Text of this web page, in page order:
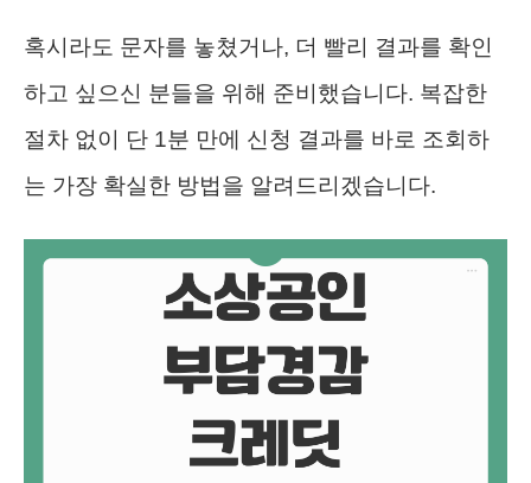
혹시라도 문자를 놓쳤거나, 더 빨리 결과를 확인
하고 싶으신 분들을 위해 준비했습니다. 복잡한
절차 없이 단 1분 만에 신청 결과를 바로 조회하
는 가장 확실한 방법을 알려드리겠습니다.